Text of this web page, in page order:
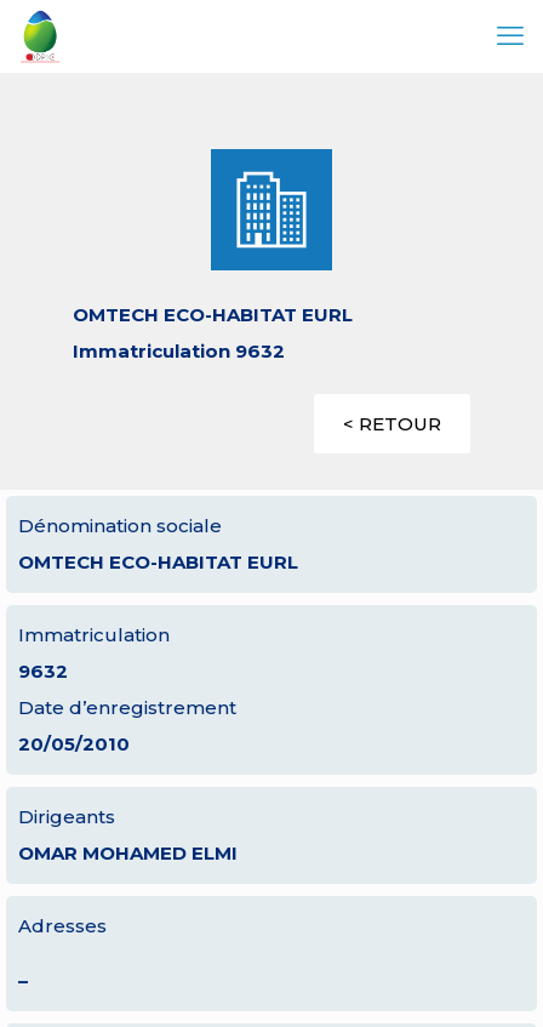
OMTECH ECO-HABITAT EURL
Immatriculation 9632
< RETOUR
Dénomination sociale
OMTECH ECO-HABITAT EURL
Immatriculation
9632
Date d’enregistrement
20/05/2010
Dirigeants
OMAR MOHAMED ELMI
Adresses
–